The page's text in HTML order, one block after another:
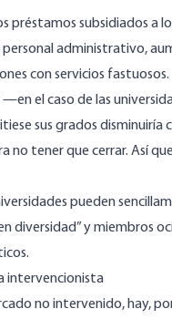
préstamos subsidiados a
administrativo,
con servicios fastuosos.
el caso de las
sus grados disminuiría
no tener que cerrar. Así
pueden
diversidad” y miembros
intervencionista
no intervenido, hay,